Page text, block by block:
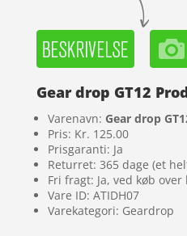
Gear drop GT12
Varenavn: Gear drop
Pris: Kr. 125.00
Prisgaranti: Ja
Returret: 365 dage (et
Fri fragt: Ja, ved køb over
Vare ID: ATIDH07
Varekategori: Geardrop